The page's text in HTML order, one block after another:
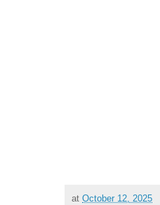
at October 12, 2025